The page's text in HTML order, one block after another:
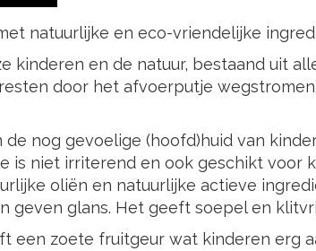
natuurlijke en eco-vriendelijke
kinderen en de natuur, bestaand uit
door het afvoerputje
nog gevoelige (hoofd)huid van
is niet irriterend en ook geschikt voor
oliën en natuurlijke actieve
geven glans. Het geeft soepel en
een zoete fruitgeur wat kinderen erg